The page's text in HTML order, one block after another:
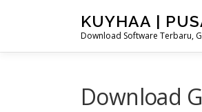
KUYHAA |
Download Software Terbaru,
Download